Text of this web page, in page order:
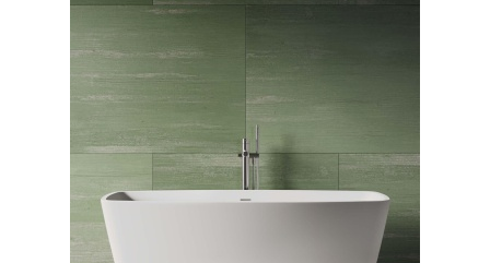
وان فری استندینگ بیانکا